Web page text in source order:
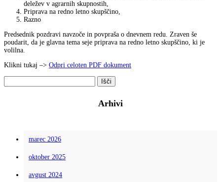
deležev v agrarnih skupnostih,
Priprava na redno letno skupščino,
Razno
Predsednik pozdravi navzoče in povpraša o dnevnem redu. Zraven še
poudarit, da je glavna tema seje priprava na redno letno skupščino, ki je
volilna.
Klikni tukaj –> Odpri celoten PDF dokument
Išči:
Arhivi
marec 2026
oktober 2025
avgust 2024